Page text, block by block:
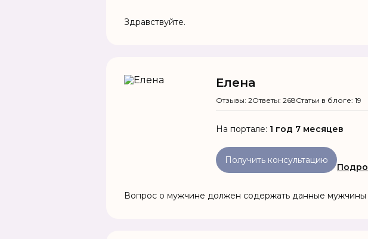
Здравствуйте.
Елена
Отзывы: 2Ответы: 268Статьи в блоге: 19
На портале: 1 год 7 месяцев
Получить консультацию
Вопрос о мужчине должен содержать данные мужчины